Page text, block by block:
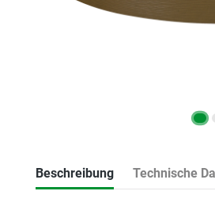
Beschreibung Technische